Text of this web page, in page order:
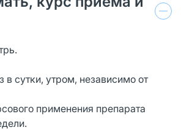
в сутки, утром, независимо от
применения препарата